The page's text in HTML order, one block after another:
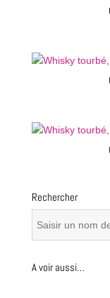
Rechercher
A voir aussi…